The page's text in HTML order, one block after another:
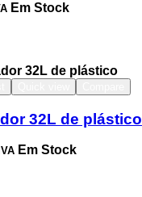
Em Stock
32L de plástico
Em Stock